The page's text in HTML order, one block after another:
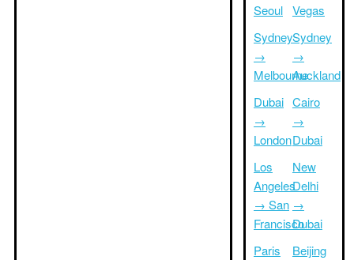
Seoul
Sydney
→
Melbourne
Dubai
→
London
Los
Angeles
→ San
Francisco
Paris
Vegas
Sydney
→
Auckland
Cairo
→
Dubai
New
Delhi
→
Dubai
Beijing